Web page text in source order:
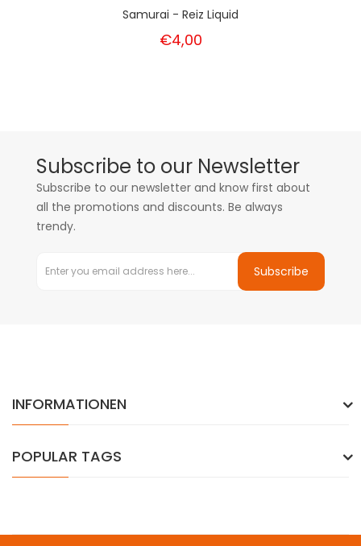
Samurai - Reiz Liquid
€4,00
Subscribe to our Newsletter
Subscribe to our newsletter and know first about
all the promotions and discounts. Be always
trendy.
Subscribe
INFORMATIONEN
POPULAR TAGS